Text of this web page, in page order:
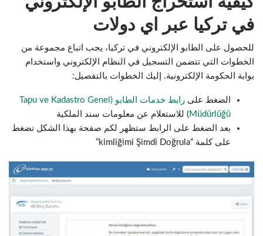
في تركيا عبر اي دولات
للحصول على الطابو الإلكتروني في تركيا، يجب اتباع مجموعة من
الخطوات التي تتضمن التسجيل في النظام الإلكتروني واستخدام
بوابة الحكومة الإلكترونية. إليك الخطوات بالتفصيل:
الضغط على
رابط خدمات الطابو (Tapu ve Kadastro Genel
Müdürlüğü ) للاستعلام عن معلومات سند الملكية
بعد الضغط على الرابط ستظهر لكم صفحة بهذا الشكل تضغط
على كلمة “kimliğimi Şimdi Doğrula”